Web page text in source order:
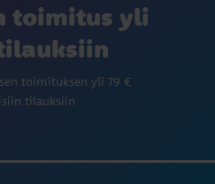
toimitus yli
toimituksen yli 79 €
tilauksiin